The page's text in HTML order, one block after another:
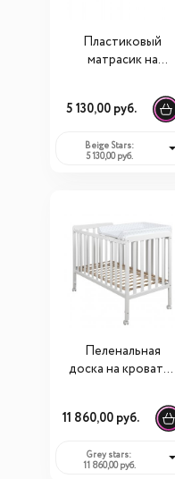
Пластиковый
матрасик на
комод Micuna PL-
622 (Микуна)
5 130,00 руб.
Beige Stars:
5 130,00 руб.
Пеленальная
доска на кроватку
11 860,00 руб.
Grey stars:
11 860,00 руб.